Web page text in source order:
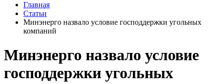
Главная
Статьи
Минэнерго назвало условие господдержки угольных
компаний
Минэнерго назвало условие
господдержки угольных